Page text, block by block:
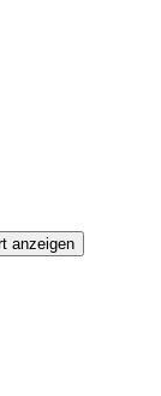
anzeigen